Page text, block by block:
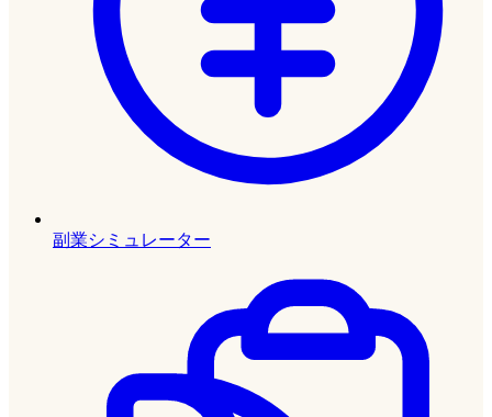
副業シミュレーター